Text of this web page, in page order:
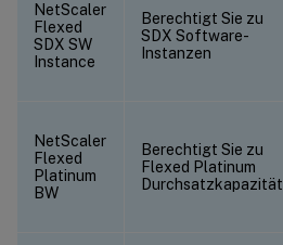
NetScaler
Flexed
SDX SW
Instance
Berechtigt Sie zu
SDX Software-
Instanzen
NetScaler
Flexed
Platinum
BW
Berechtigt Sie zu
Flexed Platinum
Durchsatzkapazität